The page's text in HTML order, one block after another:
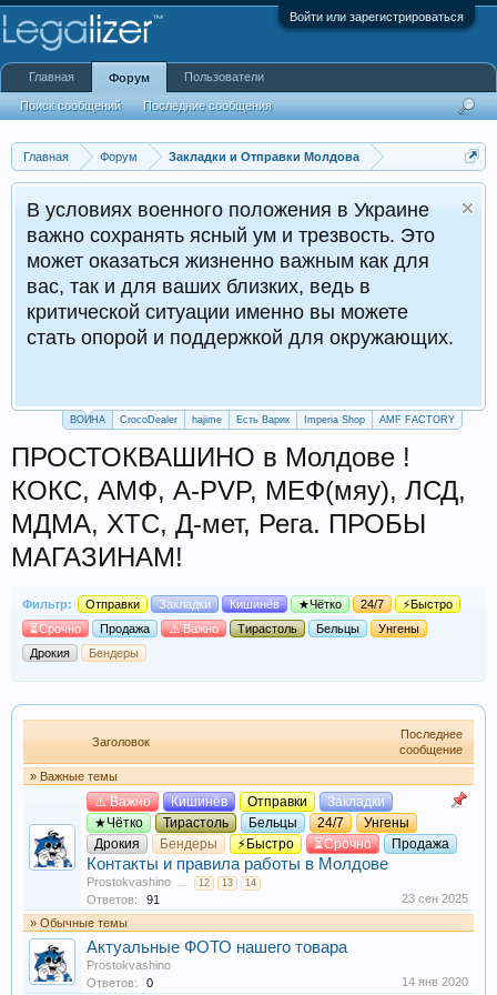
Войти или зарегистрироваться
Главная Форум Закладки и Отправки Молдова
В условиях военного положения в Украине
важно сохранять ясный ум и трезвость. Это
может оказаться жизненно важным как для
вас, так и для ваших близких, ведь в
критической ситуации именно вы можете
стать опорой и поддержкой для окружающих.
ВОЙНА CrocoDealer hajime Есть Варик Imperia Shop AMF FACTORY
ПРОСТОКВАШИНО в Молдове !
КОКС, АМФ, A-PVP, МЕФ(мяу), ЛСД,
МДМА, XTC, Д-мет, Рега. ПРОБЫ
МАГАЗИНАМ!
Фильтр: Отправки Закладки Кишинёв ★Чётко 24/7
⚡Быстро
⏳Срочно
Продажа ⚠️ Важно Тирастоль Бельцы
Унгены
Дрокия
Бендеры
Заголовок
Последнее
сообщение
» Важные темы
⚠️ Важно Кишинёв Отправки
Закладки
★Чётко
Тирастоль Бельцы 24/7
Унгены
Дрокия
Бендеры ⚡Быстро ⏳Срочно Продажа
Контакты и правила работы в Молдове
Prostokvashino ... 12 13 14
Ответов: 91
23 сен 2025
» Обычные темы
Актуальные ФОТО нашего товара
Prostokvashino
Ответов:
0 14 янв 2020
Главная Форум
Поиск сообщений Последние сообщения
Пользователи